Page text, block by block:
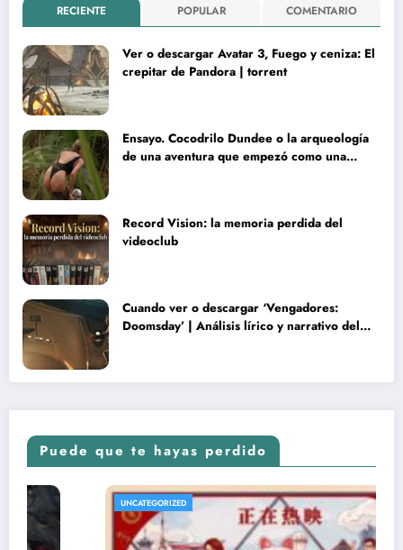
RECIENTE POPULAR COMENTARIO
Ver o descargar Avatar 3, Fuego y ceniza: El
crepitar de Pandora | torrent
Ensayo. Cocodrilo Dundee o la arqueología
de una aventura que empezó como una
Record Vision: la memoria perdida del
videoclub
Cuando ver o descargar ‘Vengadores:
Doomsday’ | Análisis lírico y narrativo del
Puede que te hayas perdido
UNCATEGORIZED